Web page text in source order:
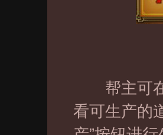
帮主可在“
看可生产的